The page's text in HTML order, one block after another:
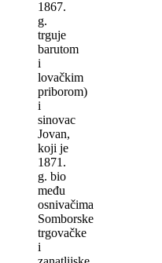
1867.
g.
trguje
barutom
i
lovačkim
priborom)
i
sinovac
Jovan,
koji je
1871.
g. bio
među
osnivačima
Somborske
trgovačke
i